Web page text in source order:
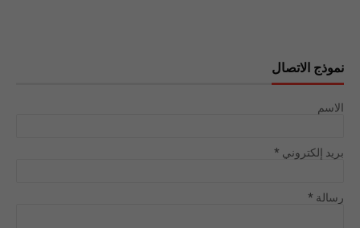
نموذج الاتصال
الاسم
بريد إلكتروني *
رسالة *